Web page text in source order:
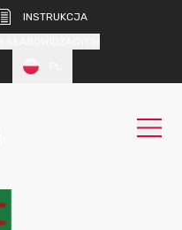
INSTRUKCJA